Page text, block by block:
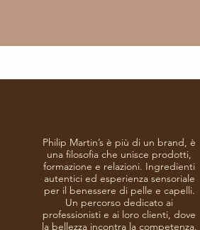
Philip Martin’s è più di un brand, è
una filosofia che unisce prodotti,
formazione e relazioni. Ingredienti
autentici ed esperienza sensoriale
per il benessere di pelle e capelli.
Un percorso dedicato ai
professionisti e ai loro clienti, dove
la bellezza incontra la competenza.